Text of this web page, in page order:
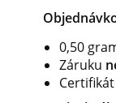
0,50
Záruku